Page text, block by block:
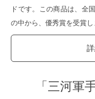
ドです。この商品は、全
の中から、優秀賞を受賞し
「三河軍